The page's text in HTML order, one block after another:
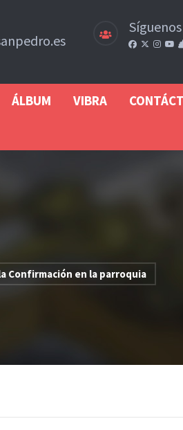
Síguenos
ÁLBUM VIBRA
Confirmación en la parroquia